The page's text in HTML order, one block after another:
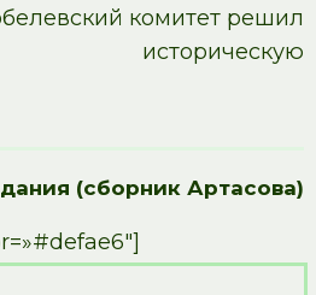
комитет решил
историческую
(сборник Артасова)